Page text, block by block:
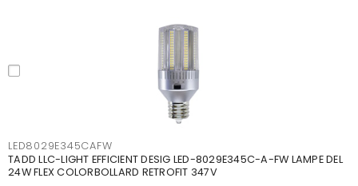
LED8029E345CAFW
TADD LLC-LIGHT EFFICIENT DESIG LED-8029E345C-A-FW LAMPE DEL
24W FLEX COLORBOLLARD RETROFIT 347V